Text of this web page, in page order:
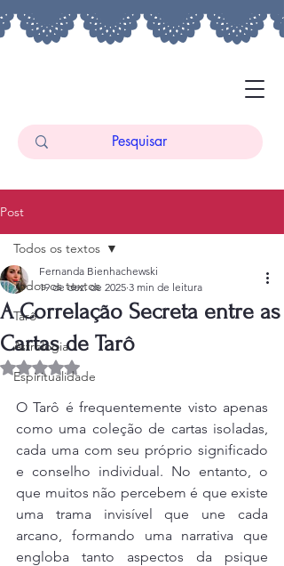
Post
Todos os textos
Tarô
Astrologia
Espiritualidade
Todos os textos
A Correlação Secreta entre as
Cartas de Tarô
Fernanda Bienhachewski
19 de dez. de 2025 3 min de leitura
Avaliado com NaN de 5 estrelas.
O Tarô é frequentemente visto apenas
como uma coleção de cartas isoladas,
cada uma com seu próprio significado
e conselho individual. No entanto, o
que muitos não percebem é que existe
uma trama invisível que une cada
arcano, formando uma narrativa que
engloba tanto aspectos da psique